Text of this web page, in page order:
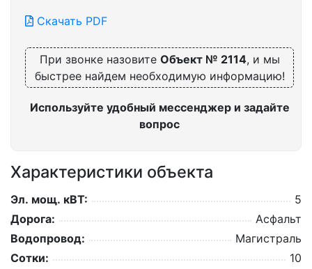
Скачать PDF
При звонке назовите Объект № 2114, и мы
быстрее найдем необходимую информацию!
Используйте удобный мессенджер и задайте
вопрос
Характеристики объекта
Эл. мощ. кВТ:
5
Дорога:
Асфальт
Водопровод:
Магистраль
Сотки:
10